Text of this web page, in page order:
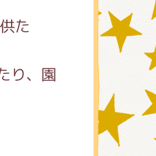
た
り、園